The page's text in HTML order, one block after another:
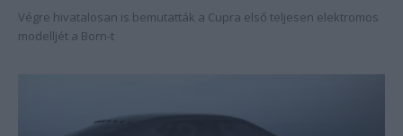
Végre hivatalosan is bemutatták a Cupra első teljesen elektromos
modelljét a Born-t